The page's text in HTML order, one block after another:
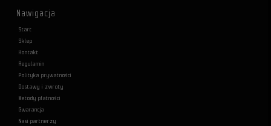
Nawigacja
Start
Sklep
Kontakt
Regulamin
Polityka prywatności
Dostawy i zwroty
Metody płatności
Gwarancja
Nasi partnerzy